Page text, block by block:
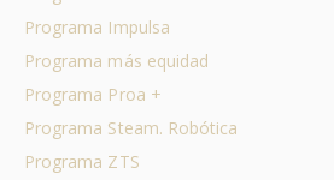
Programa Impulsa
Programa más equidad
Programa Proa +
Programa Steam. Robótica
Programa ZTS